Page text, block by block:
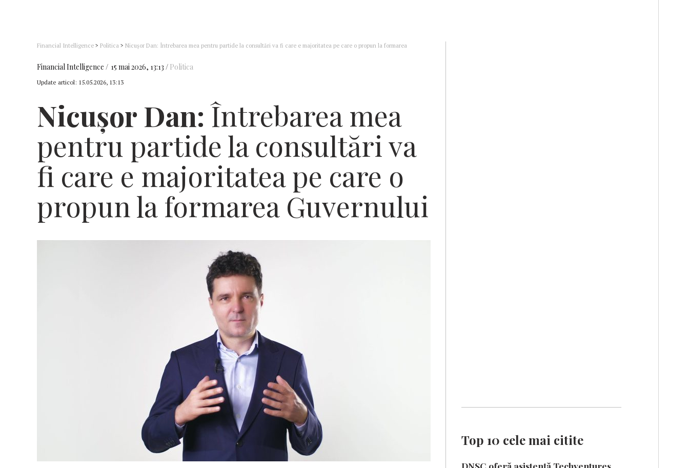
Financial Intelligence > Politica > Nicușor Dan: Întrebarea mea pentru partide la consultări va fi care e majoritatea pe care o propun la formarea
Financial Intelligence 15 mai 2026, 13:13 Politica
Update articol: 15.05.2026, 13:13
Nicușor Dan:Întrebarea mea
pentru partide la consultări va
fi care e majoritatea pe care o
propun la formarea Guvernului
Top 10 cele mai citite